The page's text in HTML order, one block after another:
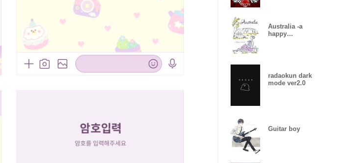
Australia -a
happy
radaokun dark
mode ver2.0
Guitar boy